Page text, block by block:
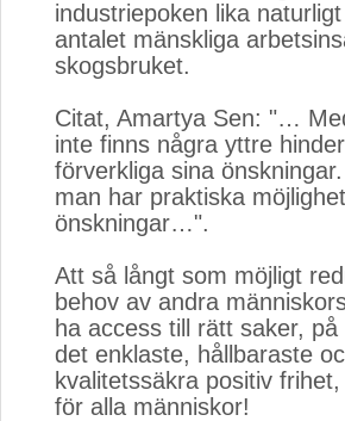
industriepoken lika
antalet mänskliga
skogsbruket.
Citat, Amartya Sen: "…
inte finns några yttre
förverkliga sina
man har praktiska
önskningar…".
Att så långt som möjligt
behov av andra
ha access till rätt saker,
det enklaste, hållbaraste
kvalitetssäkra positiv
för alla människor!